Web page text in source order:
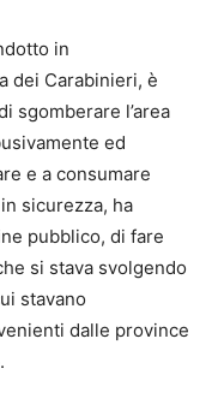
in
dei Carabinieri, è
sgomberare l’area
ed
e a consumare
sicurezza, ha
pubblico, di fare
si stava svolgendo
stavano
dalle province